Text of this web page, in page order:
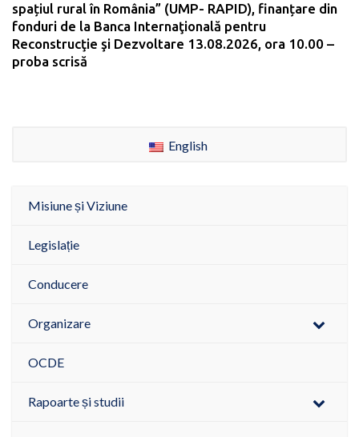
spațiul rural în România” (UMP- RAPID), finanțare din
fonduri de la Banca Internaţională pentru
Reconstrucţie şi Dezvoltare 13.08.2026, ora 10.00 –
proba scrisă
English
Misiune și Viziune
Legislație
Conducere
Organizare
OCDE
Rapoarte și studii